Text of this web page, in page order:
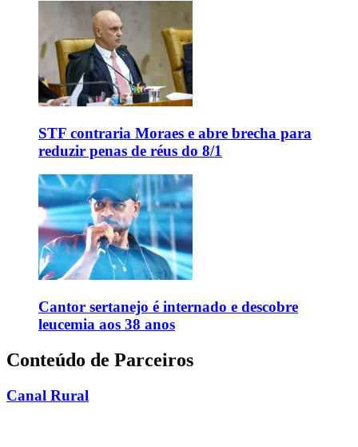
STF contraria Moraes e abre brecha para
reduzir penas de réus do 8/1
Cantor sertanejo é internado e descobre
leucemia aos 38 anos
Conteúdo de Parceiros
Canal Rural